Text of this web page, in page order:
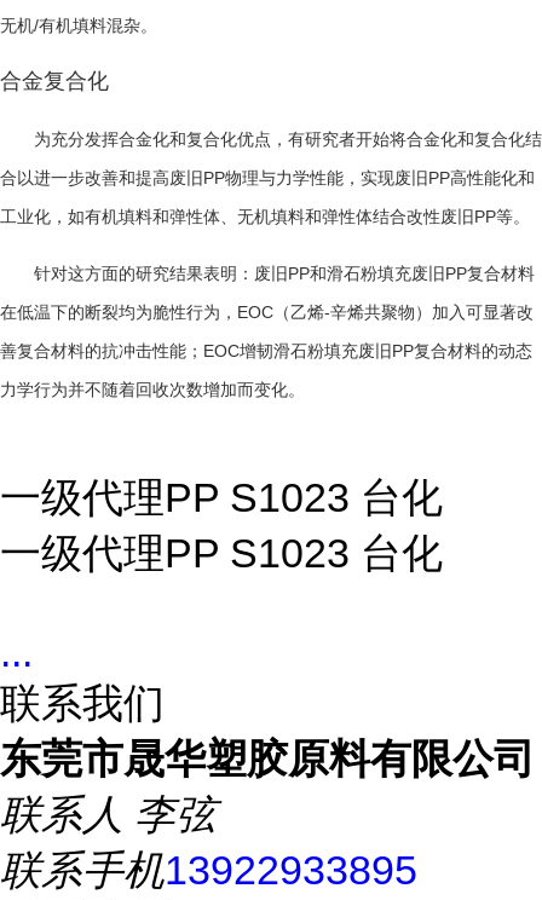
无机/有机填料混杂。
合金复合化
为充分发挥合金化和复合化优点，有研究者开始将合金化和复合化结
合以进一步改善和提高废旧 PP物理与力学性能，实现废旧 PP高性能化和
工业化，如有机填料和弹性体、无机填料和弹性体结合改性废旧 PP等。
针对这方面的研究结果表明：废旧 PP和滑石粉填充废旧 PP复合材料
在低温下的断裂均为脆性行为， EOC （乙烯-辛烯共聚物）加入可显著改
善复合材料的抗冲击性能； EOC增韧滑石粉填充废旧 PP复合材料的动态
力学行为并不随着回收次数增加而变化。
一级代理PP S1023 台化
一级代理PP S1023 台化
...
联系我们
东莞市晟华塑胶原料有限公司
联系人 李弦
联系手机13922933895